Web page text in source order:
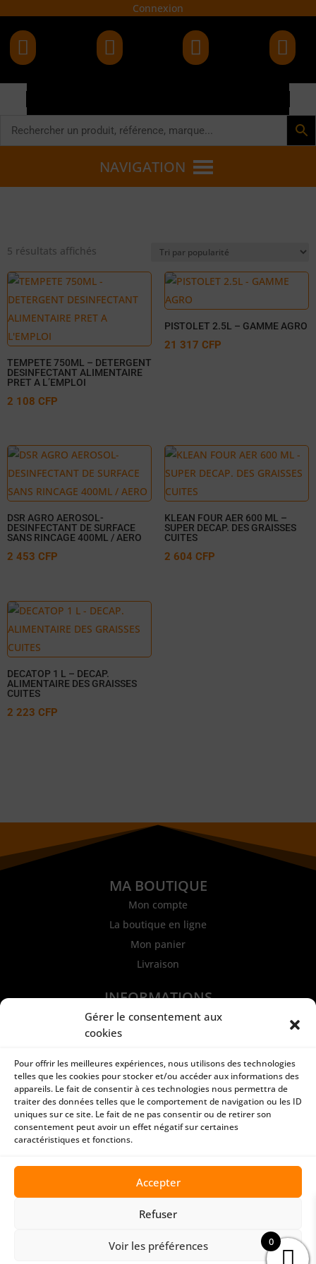
Gérer le consentement aux
cookies
Pour offrir les meilleures expériences, nous utilisons des technologies
telles que les cookies pour stocker et/ou accéder aux informations des
appareils. Le fait de consentir à ces technologies nous permettra de
traiter des données telles que le comportement de navigation ou les ID
uniques sur ce site. Le fait de ne pas consentir ou de retirer son
consentement peut avoir un effet négatif sur certaines
caractéristiques et fonctions.
Accepter
Refuser
Voir les préférences
Connexion
   
NAVIGATION
5 résultats affichés
popularité
TEMPETE 750ML – DETERGENT
DESINFECTANT ALIMENTAIRE
PRET A L’EMPLOI
2 108 CFP
PISTOLET 2.5L – GAMME AGRO
21 317 CFP
DSR AGRO AEROSOL-
DESINFECTANT DE SURFACE
SANS RINCAGE 400ML / AERO
2 453 CFP
KLEAN FOUR AER 600 ML –
SUPER DECAP. DES GRAISSES
CUITES
2 604 CFP
DECATOP 1 L – DECAP.
ALIMENTAIRE DES GRAISSES
CUITES
2 223 CFP
MA BOUTIQUE
Mon compte
La boutique en ligne
Mon panier
Livraison
INFORMATIONS
Mentions légales et CGU
Politique de confidentialité
Paiement sécurisé
CONTACT
ATEA-STORE
87 74 55 54
0